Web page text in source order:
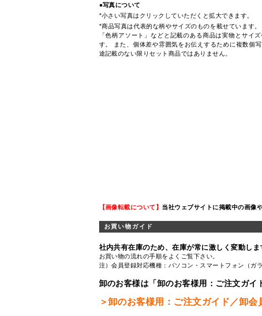
●写真について
*小さい写真はクリックしていただくと拡大できます。
*商品写真は代表的な柄やサイズのものを載せています
「色柄アソート」などと記載のある商品は実物とサイ
す。 また、個体差や雰囲気をお伝えするために複数個
途記載のない限りセット商品ではありません。
【画像転載について】 当社ウェブサイトに掲載中の画像
お買い物ガイド
社内共有在庫のため、在庫が常に激しく変動し
お買い物の流れの手順をよくご覧下さい。
注）会員登録対応機種：パソコン・スマートフォン（ガ
卸のお客様は「卸のお客様用：ご注文ガイ
＞卸のお客様用：ご注文ガイド／卸会